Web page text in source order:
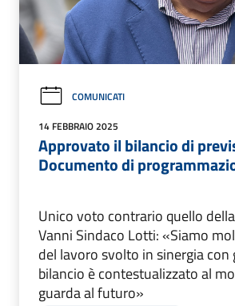
COMUNICATI
14 FEBBRAIO 2025
Approvato il bilancio di
Documento di
Unico voto contrario quello
Vanni Sindaco Lotti: «Siamo
del lavoro svolto in sinergia con
bilancio è contestualizzato al
guarda al futuro»